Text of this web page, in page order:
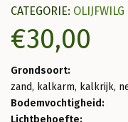
CATEGORIE: OLIJFWILG
€30,00
Grondsoort:
zand, kalkarm, kalkrijk,
Bodemvochtigheid:
Lichtbehoefte: